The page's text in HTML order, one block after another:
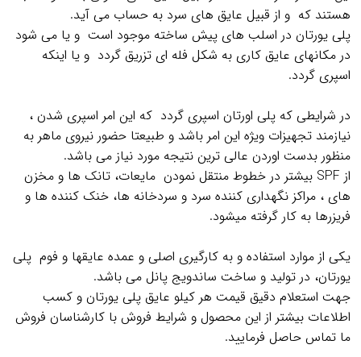
هستند که و از قبیل عایق های سرد به حساب می آید.
پلی یورتان در اسلب های پیش ساخته موجود است و یا می­ شود
در مکانهای عایق کاری به شکل فله ای تزریق گردد و یا اینکه
اسپری گردد.
در شرایطی که پلی اورتان اسپری گردد ، که این امر اسپری شدن
نیازمند تجهیزات ویژه این امر باشد و طبیعتا حضور نیروی ماهر به
منظور بدست اوردن عالی ترین نتیجه مورد نیاز می باشد.
از SPF بیشتر در خطوط منتقل نمودن مایعات، تانک ها و مخزن
های ، مراکز نگهداری کننده سرد و سردخانه­ ها، خنک کننده ها و
فریزرها به کار گرفته میشود.
یکی از موارد استفاده و به کارگیری اصلی و عمده عایقها و فوم پلی
یورتان، در تولید و ساخت ساندویج پانل می باشد.
جهت استعلام دقیق قیمت هر کیلو عایق پلی یورتان و کسب
اطلاعات بیشتر از این محصول و شرایط فروش با کارشناسان فروش
ما تماس حاصل فرمایید.